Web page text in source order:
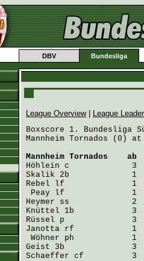
DBV Bundesliga
League Overview|
League
Boxscore 1. Bundesliga
Mannheim Tornados (0)
Mannheim Tornados
ab
Höhlein
Skalik
Rebel lf              1  0
Peay
Heymer
Knüttel
Rüssel
Janotta rf            1
Wöhner
Geist
Schaeffer cf          3